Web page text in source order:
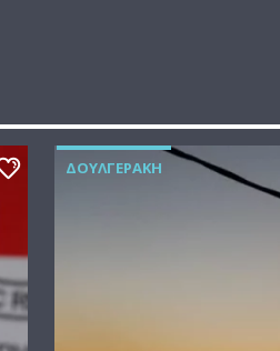
ΔΟΥΛΓΕΡΆΚΗ